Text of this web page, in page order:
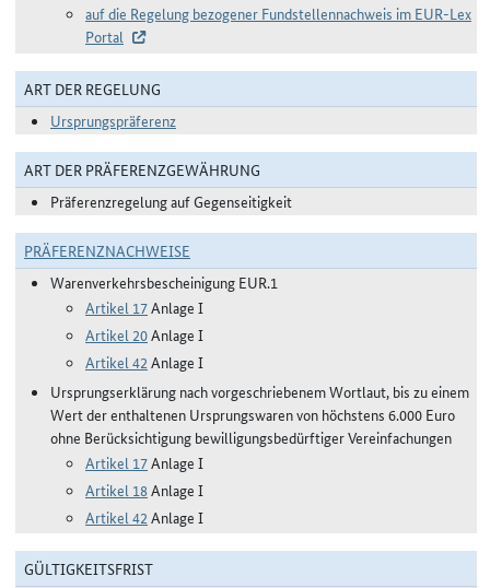
auf die Regelung bezogener Fundstellennachweis im EUR-Lex
Portal
ART DER REGELUNG
Ursprungspräferenz
ART DER PRÄFERENZGEWÄHRUNG
Präferenzregelung auf Gegenseitigkeit
PRÄFERENZNACHWEISE
Warenverkehrsbescheinigung EUR.1
Artikel 17Anlage I
Artikel 20Anlage I
Artikel 42 Anlage I
Ursprungserklärung nach vorgeschriebenem Wortlaut, bis zu einem
Wert der enthaltenen Ursprungswaren von höchstens 6.000 Euro
ohne Berücksichtigung bewilligungsbedürftiger Vereinfachungen
Artikel 17Anlage I
Artikel 18Anlage I
Artikel 42 Anlage I
GÜLTIGKEITSFRIST